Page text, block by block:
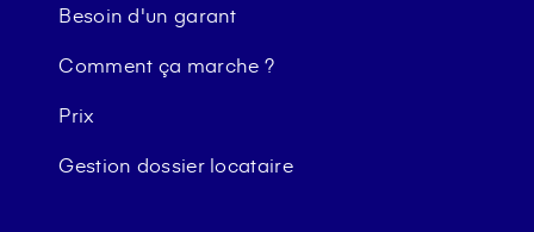
Besoin d'un garant
Comment ça marche ?
Prix
Gestion dossier locataire